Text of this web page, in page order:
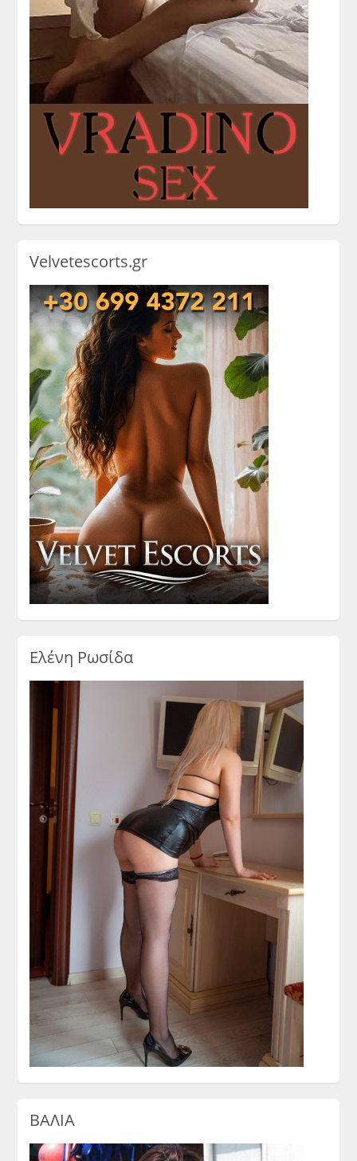
Velvetescorts.gr
Ελένη Ρωσίδα
ΒΑΛΙΑ